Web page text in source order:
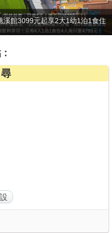
溪館3099元起享2大1幼1泊1食住
: